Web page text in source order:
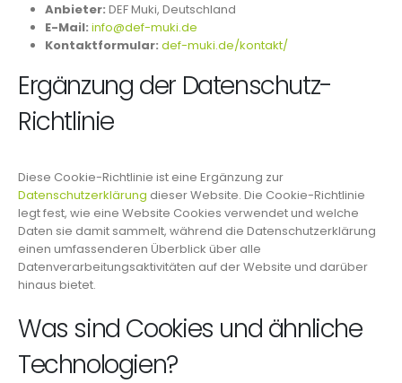
Anbieter: DEF Muki, Deutschland
E-Mail: info@def-muki.de
Kontaktformular: def-muki.de/kontakt/
Ergänzung der Datenschutz-
Richtlinie
Diese Cookie-Richtlinie ist eine Ergänzung zur
Datenschutzerklärung dieser Website. Die Cookie-Richtlinie
legt fest, wie eine Website Cookies verwendet und welche
Daten sie damit sammelt, während die Datenschutzerklärung
einen umfassenderen Überblick über alle
Datenverarbeitungsaktivitäten auf der Website und darüber
hinaus bietet.
Was sind Cookies und ähnliche
Technologien?